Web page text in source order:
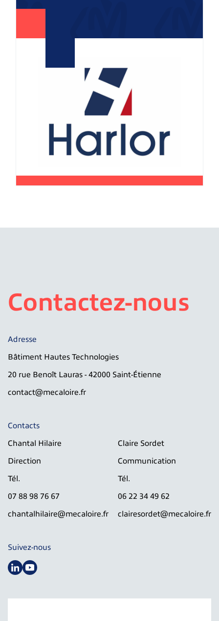
Contactez-nous
Adresse
Bâtiment Hautes Technologies
20 rue Benoît Lauras - 42000 Saint-Étienne
contact@mecaloire.fr
Contacts
Chantal Hilaire
Direction
Tél.
07 88 98 76 67
chantalhilaire@mecaloire.fr
Claire Sordet
Communication
Tél.
06 22 34 49 62
clairesordet@mecaloire.fr
Suivez-nous